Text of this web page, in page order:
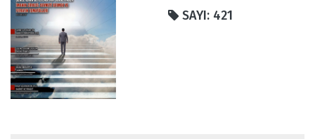
Yaratıldık / Şenel İlhan
SAYI: 421